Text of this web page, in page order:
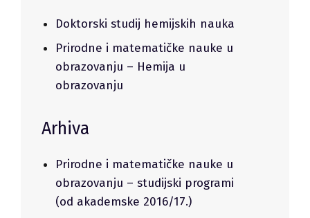
Doktorski studij hemijskih nauka
Prirodne i matematičke nauke u
obrazovanju – Hemija u
obrazovanju
Arhiva
Prirodne i matematičke nauke u
obrazovanju – studijski programi
(od akademske 2016/17.)